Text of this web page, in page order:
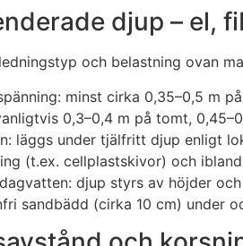
djup – el,
och belastning ovan
minst cirka 0,35–0,5 m
0,3–0,4 m på tomt,
läggs under tjälfritt djup enligt
(t.ex. cellplastskivor) och
djup styrs av höjder
sandbädd (cirka 10 cm) under